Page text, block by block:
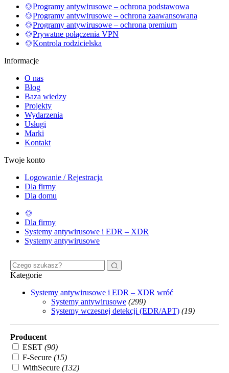
Programy antywirusowe – ochrona podstawowa
Programy antywirusowe – ochrona zaawansowana
Programy antywirusowe – ochrona premium
Prywatne połączenia VPN
Kontrola rodzicielska
Informacje
O nas
Blog
Baza wiedzy
Projekty
Wydarzenia
Usługi
Marki
Kontakt
Twoje konto
Logowanie / Rejestracja
Dla firmy
Dla domu
Dla firmy
Systemy antywirusowe i EDR – XDR
Systemy antywirusowe
Kategorie
Systemy antywirusowe i EDR – XDR wróć
Systemy antywirusowe (299)
Systemy wczesnej detekcji (EDR/APT) (19)
Producent
ESET (90)
F-Secure (15)
WithSecure (132)